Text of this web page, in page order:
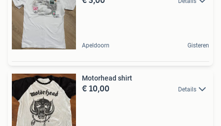
Apeldoorn Gisteren
Motorhead shirt
€ 10,00 Details